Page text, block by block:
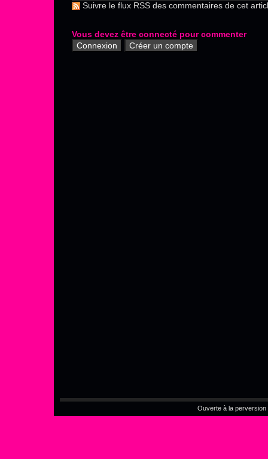
Suivre le flux RSS des commentaires de cet
Vous devez être connecté pour commenter
Ouverte à la perversion